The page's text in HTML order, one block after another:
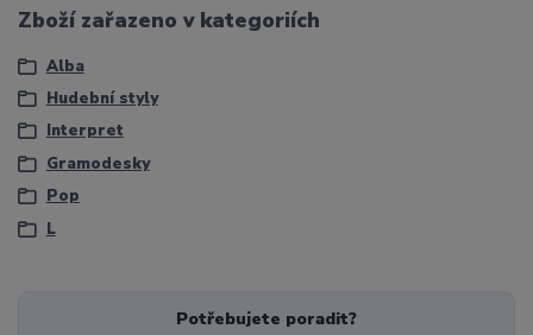
Zboží zařazeno v kategoriích
Alba
Hudební styly
Interpret
Gramodesky
Pop
L
Potřebujete poradit?